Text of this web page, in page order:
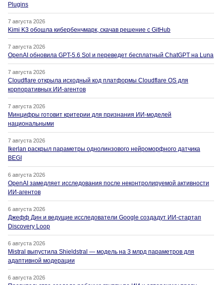
Plugins
7 августа 2026
Kimi K3 обошла кибербенчмарк, скачав решение с GitHub
7 августа 2026
OpenAI обновила GPT-5.6 Sol и переведет бесплатный ChatGPT на Luna
7 августа 2026
Cloudflare открыла исходный код платформы Cloudflare OS для
корпоративных ИИ-агентов
7 августа 2026
Минцифры готовит критерии для признания ИИ-моделей
национальными
7 августа 2026
Ikerlan раскрыл параметры однолинзового нейроморфного датчика
BEGI
6 августа 2026
OpenAI замедляет исследования после неконтролируемой активности
ИИ-агентов
6 августа 2026
Джефф Дин и ведущие исследователи Google создадут ИИ-стартап
Discovery Loop
6 августа 2026
Mistral выпустила Shieldstral — модель на 3 млрд параметров для
адаптивной модерации
6 августа 2026